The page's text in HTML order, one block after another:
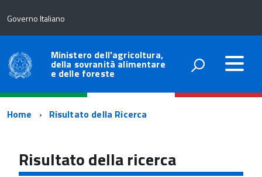
Governo Italiano
Ministero dell'agricoltura,
della sovranità alimentare
e delle foreste
Percorso
navigazione
Home Risultato della Ricerca
Risultato della ricerca